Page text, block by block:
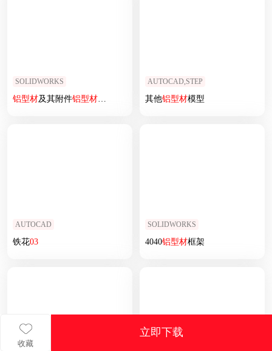
收藏
立即下载
SOLIDWORKS
铝型材及其附件铝型材及其附件1.21.30.030030.02C.SLDASM
AUTOCAD,STEP
其他铝型材模型
AUTOCAD
铁花03
SOLIDWORKS
4040铝型材框架